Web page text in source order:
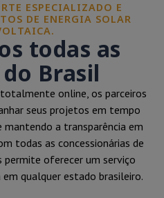
ESPECIALIZADO E
DE ENERGIA SOLAR
todas as
Brasil
online, os parceiros
seus projetos em tempo
mantendo a transparência em
todas as concessionárias de
permite oferecer um serviço
qualquer estado brasileiro.